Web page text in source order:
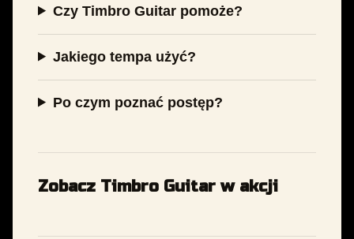
Czy Timbro Guitar pomoże?
Jakiego tempa użyć?
Po czym poznać postęp?
Zobacz Timbro Guitar w akcji